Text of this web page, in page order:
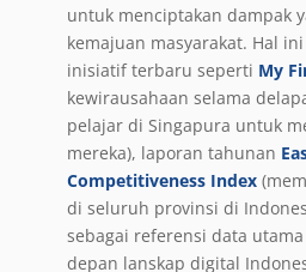
untuk menciptakan dampak
kemajuan masyarakat. Hal
inisiatif terbaru seperti My
kewirausahaan selama
pelajar di Singapura untuk
mereka), laporan tahunan
Competitiveness Index
di seluruh provinsi di
sebagai referensi data
depan lanskap digital